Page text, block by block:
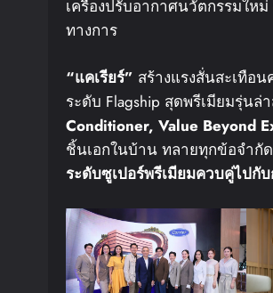
เครื่องปรับอากาศนวัตกรรมใหม่
ทางการ
“แคเรียร์” สร้างแรงสั่นสะเทือ
ระดับ Flagship สุดพรีเมียมรุ่นล่
Conditioner, Value Beyond
ชิ้นเอกในบ้าน ทลายทุกข้อจำกั
ระดับซูเปอร์พรีเมียมควบคู่ไปกั